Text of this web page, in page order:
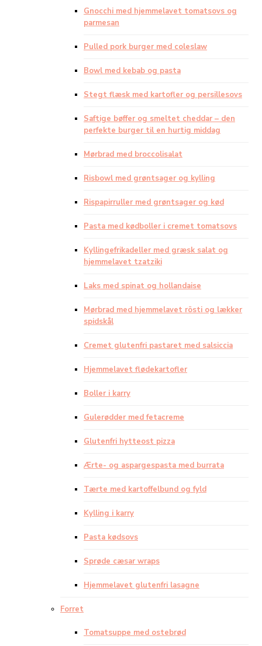
Gnocchi med hjemmelavet tomatsovs og
parmesan
Pulled pork burger med coleslaw
Bowl med kebab og pasta
Stegt flæsk med kartofler og persillesovs
Saftige bøffer og smeltet cheddar – den
perfekte burger til en hurtig middag
Mørbrad med broccolisalat
Risbowl med grøntsager og kylling
Rispapirruller med grøntsager og kød
Pasta med kødboller i cremet tomatsovs
Kyllingefrikadeller med græsk salat og
hjemmelavet tzatziki
Laks med spinat og hollandaise
Mørbrad med hjemmelavet rösti og lækker
spidskål
Cremet glutenfri pastaret med salsiccia
Hjemmelavet flødekartofler
Boller i karry
Gulerødder med fetacreme
Glutenfri hytteost pizza
Ærte- og aspargespasta med burrata
Tærte med kartoffelbund og fyld
Kylling i karry
Pasta kødsovs
Sprøde cæsar wraps
Hjemmelavet glutenfri lasagne
Forret
Tomatsuppe med ostebrød